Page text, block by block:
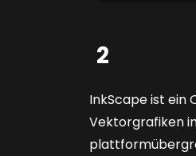
2
InkScape ist ein
Vektorgrafiken